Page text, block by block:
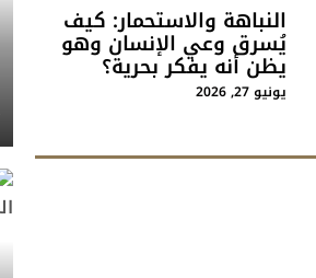
النباهة والاستحمار: كيف
يُسرق وعي الإنسان وهو
يظن أنه يفكر بحرية؟
يونيو 27, 2026